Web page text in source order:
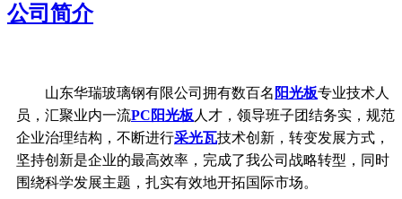
公司简介
山东华瑞玻璃钢有限公司拥有数百名 阳光板专业技术人
员，汇聚业内一流PC阳光板人才，领导班子团结务实，规范
企业治理结构，不断进行采光瓦技术创新，转变发展方式，
坚持创新是企业的最高效率，完成了我公司战略转型，同时
围绕科学发展主题，扎实有效地开拓国际市场。